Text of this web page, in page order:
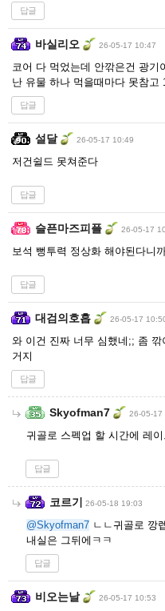
답글
바실리오 26-05-17 10:47
코어 다 먹었는데 안깎은건 광기
난 유물 하나 먹을때마다 못참고
답글
설달 26-05-17 10:49
저건쉴드 못쳐준다
답글
슬픈마즈피플 26-05-17
보석 뻥투력 정상화 해야된다니
답글
대검의호흡 26-05-17
와 이건 진짜 너무 심했네;; 좀
거지
답글
Skyofman7 26-05-17
귀골로 스펙업 할 시간에 레
답글
코르기 26-05-18 19:03
@Skyofman7 ㄴㄴ귀골로 깡
내실은 그뒤에ㅋㅋ
답글
비오는날 26-05-17 10:53